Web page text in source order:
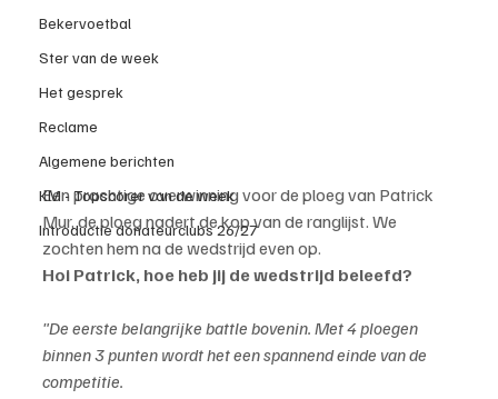
Bekervoetbal
Ster van de week
Het gesprek
Reclame
Algemene berichten
KM - Topscorer van de week
Introductie donateurclubs 26/27
Een prachtige overwinning voor de ploeg van Patrick
Mur, de ploeg nadert de kop van de ranglijst. We
zochten hem na de wedstrijd even op.
Hoi Patrick, hoe heb jij de wedstrijd beleefd?
"De eerste belangrijke battle bovenin. Met 4 ploegen
binnen 3 punten wordt het een spannend einde van de
competitie.